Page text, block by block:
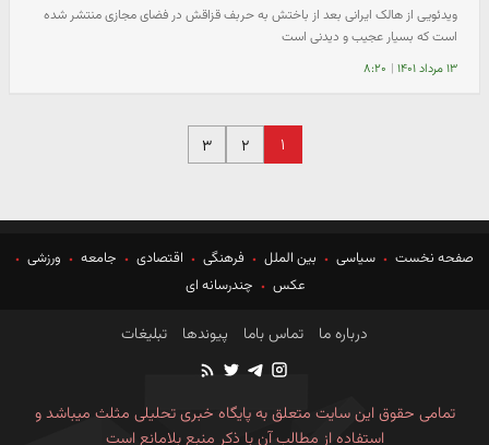
ویدئویی از هالک ایرانی بعد از باختش به حربف قزاقش در فضای مجازی منتشر شده
است که بسیار عجیب و دیدنی است
۱۳ مرداد ۱۴۰۱ | ۸:۲۰
۱ ۲ ۳
صفحه نخست سیاسی بین الملل فرهنگی اقتصادی جامعه
ورزشی
عکس
چندرسانه ای
درباره ما تماس باما پیوندها تبلیغات
تمامی حقوق این سایت متعلق به پایگاه خبری تحلیلی مثلث میباشد و
استفاده از مطالب آن با ذکر منبع بلامانع است